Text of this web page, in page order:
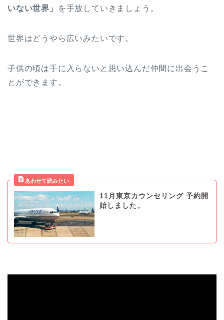
いない世界」
を手放していきましょう。
世界はどうやら広いみたいです。
子供の頃は手に入らないと思い込んだ仲間に出会うこ
とができます。
11月東京カウンセリング 予約開
始しました。